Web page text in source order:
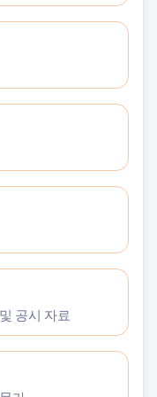
공시 자료